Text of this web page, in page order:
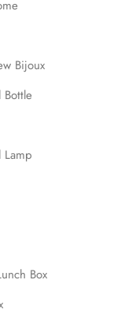
Bijoux
Bottle
Lamp
Box